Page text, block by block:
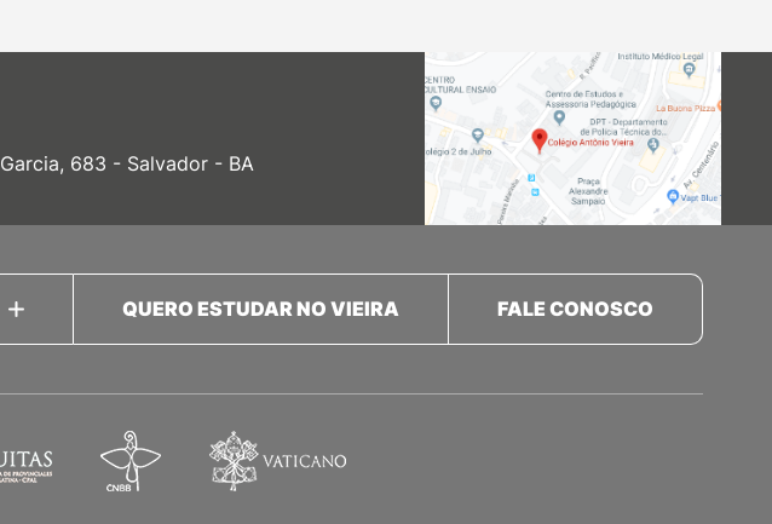
683 - Salvador - BA
QUERO ESTUDAR NO VIEIRA FALE CONOSCO